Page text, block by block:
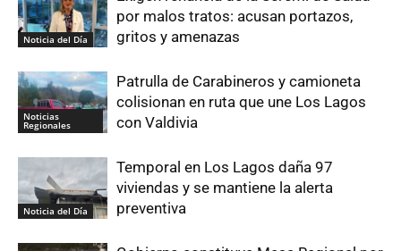
Noticia del Día
por malos tratos: acusan portazos,
gritos y amenazas
Noticias
Regionales
Patrulla de Carabineros y camioneta
colisionan en ruta que une Los Lagos
con Valdivia
Noticia del Día
Temporal en Los Lagos daña 97
viviendas y se mantiene la alerta
preventiva